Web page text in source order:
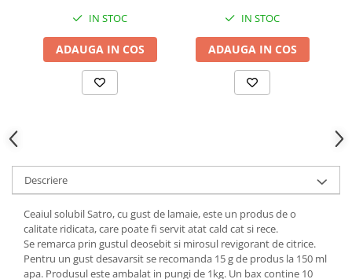
IN STOC
ADAUGA IN COS
IN STOC
ADAUGA IN COS
Descriere
Ceaiul solubil Satro, cu gust de lamaie, este un produs de o
calitate ridicata, care poate fi servit atat cald cat si rece.
Se remarca prin gustul deosebit si mirosul revigorant de citrice.
Pentru un gust desavarsit se recomanda 15 g de produs la 150 ml
apa. Produsul este ambalat in pungi de 1kg. Un bax contine 10